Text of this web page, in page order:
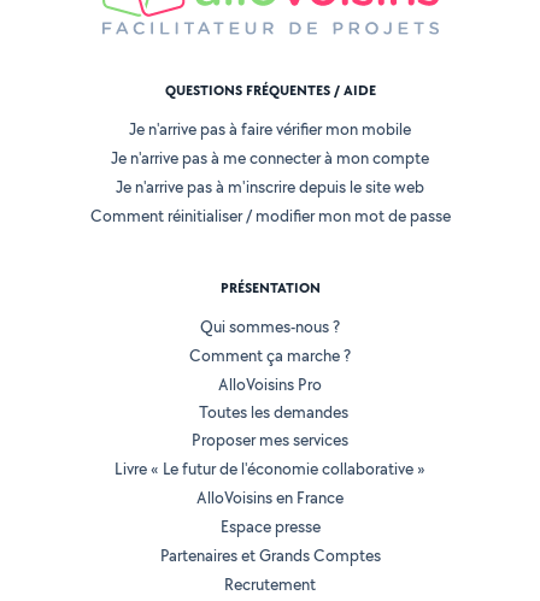
QUESTIONS FRÉQUENTES / AIDE
Je n'arrive pas à faire vérifier mon mobile
Je n'arrive pas à me connecter à mon compte
Je n'arrive pas à m'inscrire depuis le site web
Comment réinitialiser / modifier mon mot de passe
PRÉSENTATION
Qui sommes-nous ?
Comment ça marche ?
AlloVoisins Pro
Toutes les demandes
Proposer mes services
Livre « Le futur de l'économie collaborative »
AlloVoisins en France
Espace presse
Partenaires et Grands Comptes
Recrutement